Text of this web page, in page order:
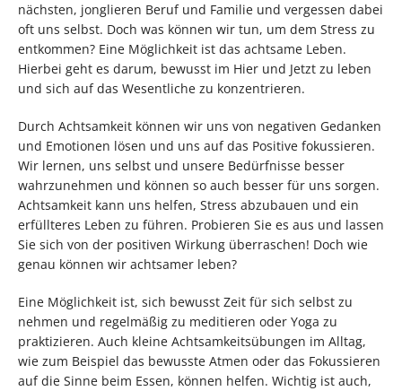
nächsten, jonglieren Beruf und Familie und vergessen dabei
oft uns selbst. Doch was können wir tun, um dem Stress zu
entkommen? Eine Möglichkeit ist das achtsame Leben.
Hierbei geht es darum, bewusst im Hier und Jetzt zu leben
und sich auf das Wesentliche zu konzentrieren.
Durch Achtsamkeit können wir uns von negativen Gedanken
und Emotionen lösen und uns auf das Positive fokussieren.
Wir lernen, uns selbst und unsere Bedürfnisse besser
wahrzunehmen und können so auch besser für uns sorgen.
Achtsamkeit kann uns helfen, Stress abzubauen und ein
erfüllteres Leben zu führen. Probieren Sie es aus und lassen
Sie sich von der positiven Wirkung überraschen! Doch wie
genau können wir achtsamer leben?
Eine Möglichkeit ist, sich bewusst Zeit für sich selbst zu
nehmen und regelmäßig zu meditieren oder Yoga zu
praktizieren. Auch kleine Achtsamkeitsübungen im Alltag,
wie zum Beispiel das bewusste Atmen oder das Fokussieren
auf die Sinne beim Essen, können helfen. Wichtig ist auch,